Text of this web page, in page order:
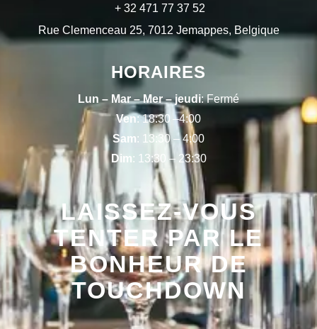
+ 32 471 77 37 52
Rue Clemenceau 25, 7012 Jemappes, Belgique
HORAIRES
Lun – Mar – Mer – jeudi: Fermé
Ven: 18:30 –4:00
Sam: 13:30 – 4:00
Dim: 13:30 – 23:30
LAISSEZ-VOUS
TENTER PAR LE
BONHEUR DE
TOUCHDOWN